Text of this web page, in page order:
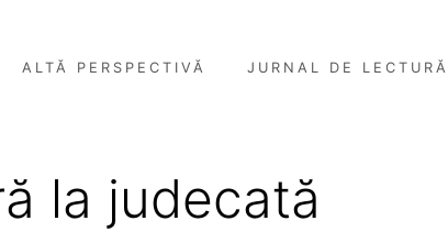
ALTĂ PERSPECTIVĂ JURNAL DE LECTURĂ
la judecată